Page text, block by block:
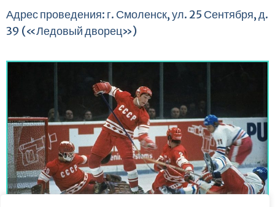
Адрес проведения: г. Смоленск, ул. 25 Сентября, д.
39 («Ледовый дворец»)